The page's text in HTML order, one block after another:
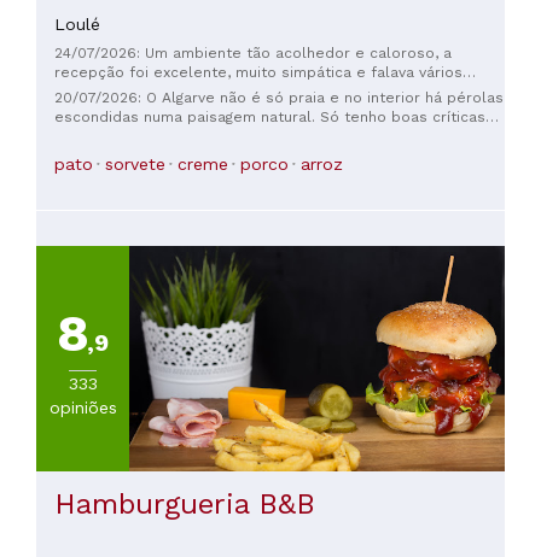
Loulé
24/07/2026: Um ambiente tão acolhedor e caloroso, a
recepção foi excelente, muito simpática e falava vários
idiomas. Quanto à comida, estava deliciosa. O chef trabalhou
em Paris num restaurante com estrela Michelin e por todo
20/07/2026: O Algarve não é só praia e no interior há pérolas
escondidas numa paisagem natural. Só tenho boas críticas
pato confiada, espetada de porco preto. Comida saborosa e
bem servida a espetada até daria para 2. Não houve espaço
pato sorvete creme porco arroz
8,9
333
opiniões
Hamburgueria B&B